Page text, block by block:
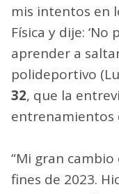
mis intentos en
Física y dije:
aprender a
polideportivo
32, que la
entrenamientos
“Mi gran
fines de 2023.